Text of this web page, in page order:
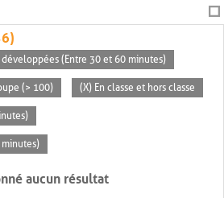
développées (Entre 30 et 60 minutes)
(> 100) (X) En classe et hors classe
aucun résultat